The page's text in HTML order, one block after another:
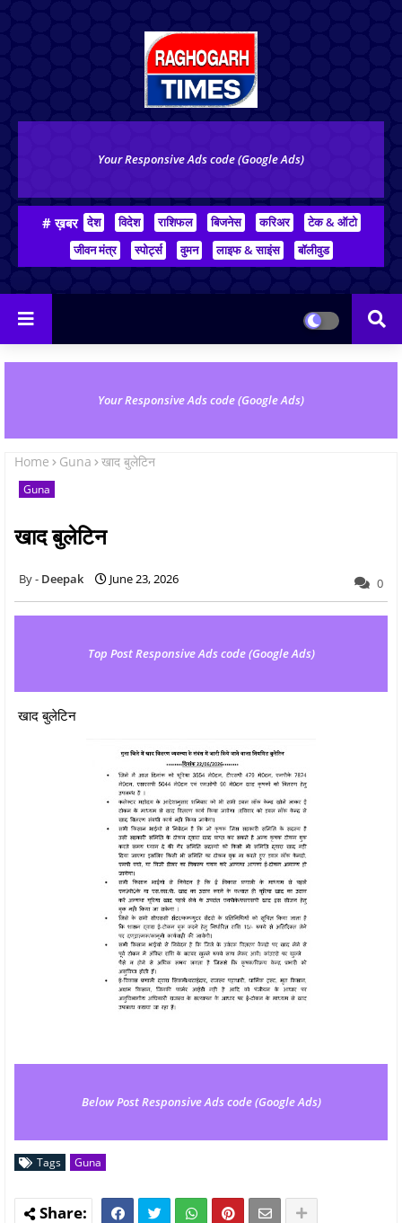
Your Responsive Ads code (Google Ads)
# ख़बर देश विदेश राशिफल बिजनेस करिअर
टेक & ऑटो
जीवन मंत्र
स्पोर्ट्स वुमन लाइफ & साइंस बॉलीवुड
Your Responsive Ads code (Google Ads)
Home Guna खाद बुलेटिन
Guna
खाद बुलेटिन
Deepak June 23, 2026 0
Top Post Responsive Ads code (Google Ads)
खाद बुलेटिन
Below Post Responsive Ads code (Google Ads)
Tags Guna